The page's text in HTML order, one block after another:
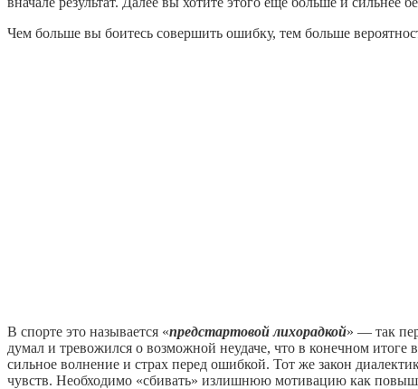
Чем больше вы боитесь совершить ошибку, тем больше
В спорте это называется «предстартовой лихорадкой» — так
думал и тревожился о возможной неудаче, что в конечном
сильное волнение и страх перед ошибкой. Тот же закон
чувств. Необходимо «сбивать» излишнюю мотивацию как